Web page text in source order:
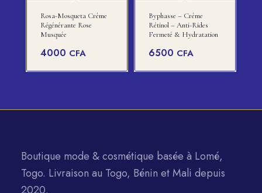
Rosa-Mosqueta Crème
Régénérante Rose
Musquée
4000 CFA
Byphasse – Crème
Rétinol – Anti-Rides
Fermeté & Hydratation
6500 CFA
Boutique mode & cosmétique basée à Lomé,
Togo. Livraison au Togo, Bénin et Mali depuis